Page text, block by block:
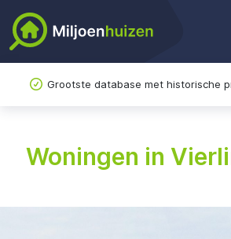
Grootste database met historische
Woningen in